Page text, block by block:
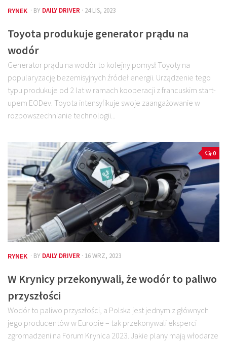
RYNEK · BY DAILY DRIVER · 24 LIS, 2023
Toyota produkuje generator prądu na
wodór
Generator prądu na wodór to kolejny pomysł Toyoty na
popularyzację bezemisyjnych źródeł energii. Urządzenie tego
typu produkuje od 2 lat w ramach kooperacji z francuskim start-
upem EODev. Toyota intensyfikuje swoje zaangażowanie w
rozpowszechnianie technologii...
0
RYNEK · BY DAILY DRIVER · 16 WRZ, 2023
W Krynicy przekonywali, że wodór to paliwo
przyszłości
Wodór to paliwo przyszłości, a Polska jest jednym z głównych
jego producentów w Europie – tak przekonywali eksperci
zgromadzeni na Forum Krynica 2023. Jakie plany mają włodarze